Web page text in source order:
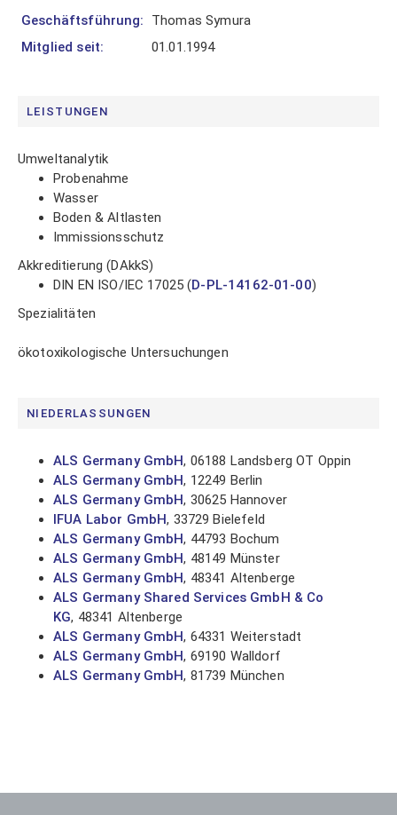
Geschäftsführung:
Thomas Symura
Mitglied seit:
01.01.1994
LEISTUNGEN
Umweltanalytik
Probenahme
Wasser
Boden & Altlasten
Immissionsschutz
Akkreditierung (DAkkS)
DIN EN ISO/IEC 17025 (D-PL-14162-01-00)
Spezialitäten
ökotoxikologische Untersuchungen
NIEDERLASSUNGEN
ALS Germany GmbH, 06188 Landsberg OT Oppin
ALS Germany GmbH, 12249 Berlin
ALS Germany GmbH, 30625 Hannover
IFUA Labor GmbH, 33729 Bielefeld
ALS Germany GmbH, 44793 Bochum
ALS Germany GmbH, 48149 Münster
ALS Germany GmbH, 48341 Altenberge
ALS Germany Shared Services GmbH & Co
KG, 48341 Altenberge
ALS Germany GmbH, 64331 Weiterstadt
ALS Germany GmbH, 69190 Walldorf
ALS Germany GmbH, 81739 München
Ihre
Mitglied
LOGIN
werden